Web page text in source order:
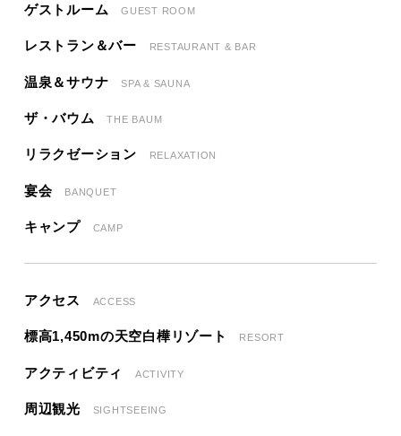
ゲストルーム GUEST ROOM
レストラン＆バー RESTAURANT & BAR
温泉＆サウナ SPA & SAUNA
ザ・バウム THE BAUM
リラクゼーション RELAXATION
宴会 BANQUET
キャンプ CAMP
アクセス ACCESS
標高1,450mの天空白樺リゾート RESORT
アクティビティ ACTIVITY
周辺観光 SIGHTSEEING